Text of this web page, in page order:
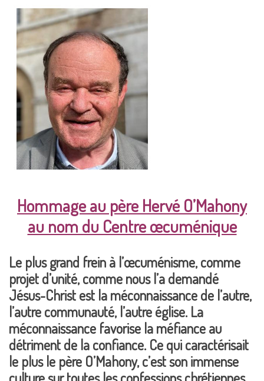
Hommage au père Hervé O’Mahony
au nom du Centre œcuménique
Le plus grand frein à l’œcuménisme, comme
projet d’unité, comme nous l’a demandé
Jésus-Christ est la méconnaissance de l’autre,
l’autre communauté, l’autre église. La
méconnaissance favorise la méfiance au
détriment de la confiance. Ce qui caractérisait
le plus le père O’Mahony, c’est son immense